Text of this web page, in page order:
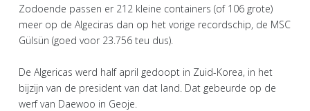
Zodoende passen er 212 kleine containers (of 106 grote)
meer op de Algeciras dan op het vorige recordschip, de MSC
Gülsün (goed voor 23.756 teu dus).
De Algericas werd half april gedoopt in Zuid-Korea, in het
bijzijn van de president van dat land. Dat gebeurde op de
werf van Daewoo in Geoje.